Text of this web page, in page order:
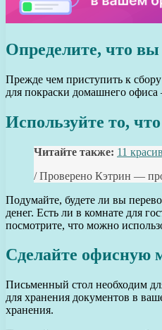
Определите, что
Прежде чем приступить к
для покраски домашнего
Используйте то,
Читайте также: 11
/ Проверено Кэтрин —
Подумайте, будете ли вы
денег. Есть ли в комнате для
посмотрите, что можно
Сделайте офисную
Письменный стол необходим
для хранения документов в
хранения.